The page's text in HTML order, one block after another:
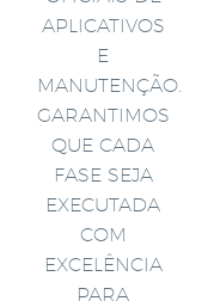
APLICATIVOS
E
MANUTENÇÃO.
GARANTIMOS
QUE CADA
FASE SEJA
EXECUTADA
COM
EXCELÊNCIA
PARA